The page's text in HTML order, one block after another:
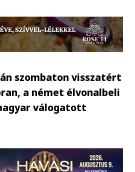
szombaton visszatért
a német élvonalbeli
válogatott